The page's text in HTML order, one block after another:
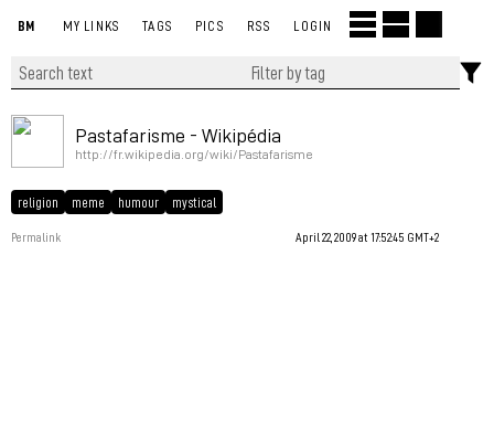
BM MY LINKS TAGS PICS RSS LOGIN
Pastafarisme - Wikipédia
http://fr.wikipedia.org/wiki/Pastafarisme
religion meme humour mystical
Permalink April 22, 2009 at 17:52:45 GMT+2